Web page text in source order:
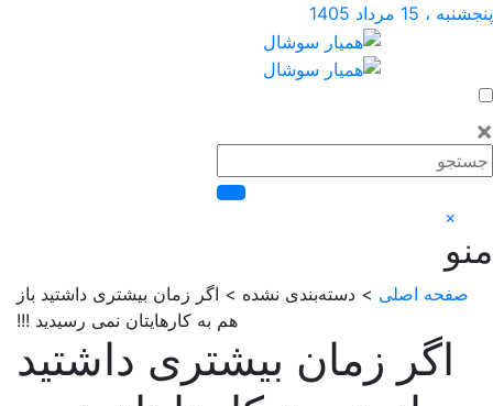
مرداد 1405
اصلی> دسته‌بندی نشده > اگر زمان بیشتری داشتید باز
هم به کارهایتان نمی رسیدید !!!
اگر زمان بیشتری داشتید